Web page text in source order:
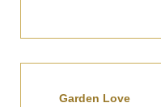
Garden Love